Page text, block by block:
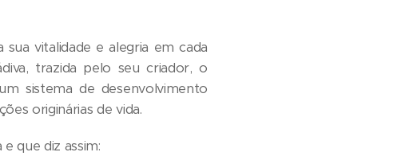
vitalidade e alegria em cada
trazida pelo seu criador, o
sistema de desenvolvimento
originárias de vida.
que diz assim: